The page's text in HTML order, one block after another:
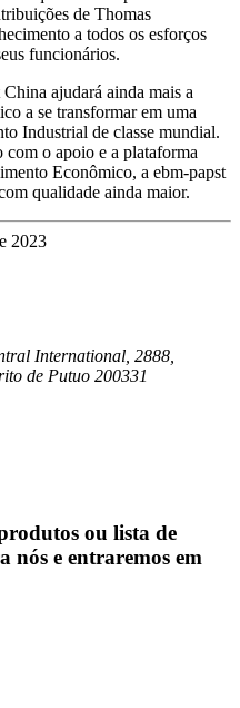
de Thomas
a todos os esforços
funcionários.
ajudará ainda mais a
a se transformar em uma
Industrial de classe mundial.
com o apoio e a plataforma
Econômico, a ebm‑papst
qualidade ainda maior.
2023
International, 2888,
de Putuo 200331
ou lista de
nós e entraremos em